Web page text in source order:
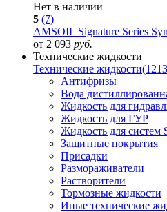
Нет в наличии
5 (7)
AMSOIL Signature Series
от 2 093 руб.
Технические жидкости
Технические жидкости
Антифризы
Вода
Жидкость для
Жидкость для ГУР
Жидкость для систем
Защитные покрытия
Присадки
Размораживатели
Растворители
Тормозные жидкости
Иные технические